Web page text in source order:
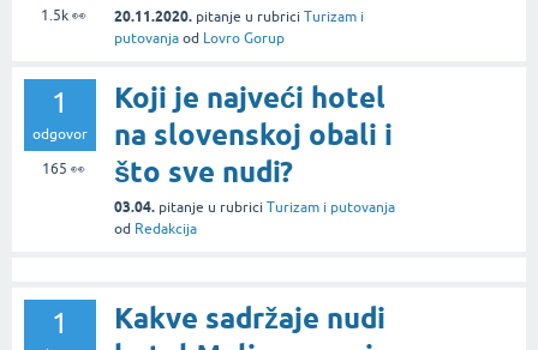
1.5k👀 20.11.2020. pitanje u rubrici Turizam i
putovanja od Lovro Gorup
1
odgovor
165 👀
Koji je najveći hotel
na slovenskoj obali i
što sve nudi?
03.04. pitanje u rubrici Turizam i putovanja
od Redakcija
1
Kakve sadržaje nudi